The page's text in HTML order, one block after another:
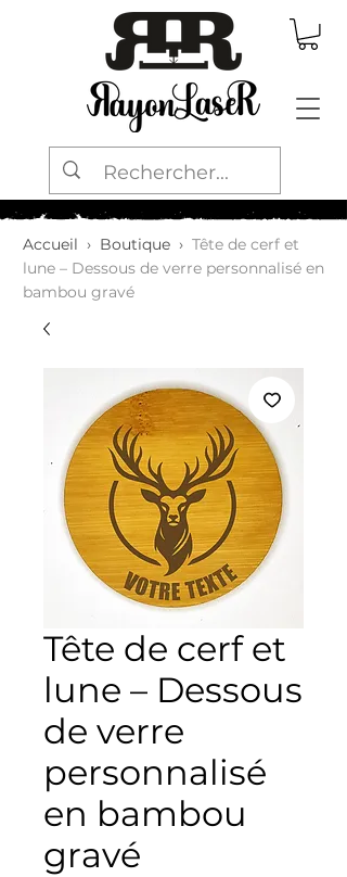
Accueil › Boutique › Tête de cerf et
lune – Dessous de verre personnalisé en
bambou gravé
Tête de cerf et
lune – Dessous
de verre
personnalisé
en bambou
gravé